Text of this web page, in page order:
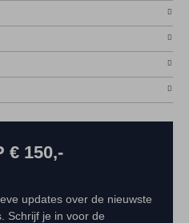
€ 150,-
updates over de nieuwste
Schrijf je in voor de